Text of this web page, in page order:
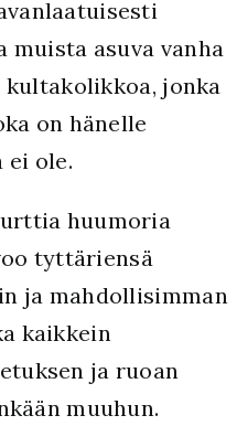
muista asuva vanha
jonka
on hänelle
ei ole.
huumoria
tyttäriensä
ja mahdollisimman
kaikkein
ja ruoan
muuhun.